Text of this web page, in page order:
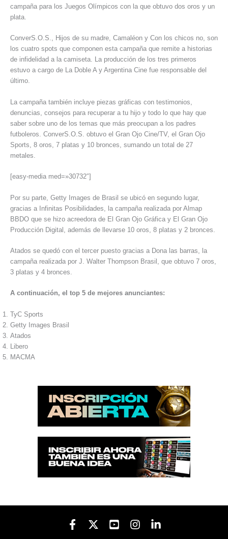
campaña para los Juegos Olímpicos con la que obtuvo dos oros y un
plata.
ConverS.O.S., Hijos de su madre, Camaléon y Con los chicos no, son
los cuatro spots que componen esta campaña que remite a historias
de infidelidad a la camiseta. La producción de los tres primeros
estuvo a cargo de La Doble A y Argentina Cine fue responsable del
último.
La campaña también incluye piezas gráficas con testimonios,
denuncias, consejos para recuperar a tu hijo y todo lo que hay que
saber sobre uno de los temas que más preocupan a los padres
futboleros. ConverS.O.S. obtuvo el Gran Ojo Cine/TV, el Gran Ojo
Sports, 8 oros, 7 platas y 10 bronces, sumando un total de 27
metales.
[easy-media med=»30732″]
Por su parte, Getty Images de Brasil se ubicó en segundo lugar,
gracias a Infinitas Posibilidades, la campaña realizada por Almap
BBDO que se hizo acreedora de El Gran Ojo Gráfica y El Gran Ojo
Producción Digital, además de llevarse 10 oros, 8 platas y 2 bronces.
Atados se quedó con el tercer puesto gracias a Dona las barras, la
campaña realizada por J. Walter Thompson Brasil, que obtuvo 7 oros,
3 platas y 4 bronces.
A continuación, el top 5 de mejores anunciantes:
TyC Sports
Getty Images Brasil
Atados
Libero
MACMA